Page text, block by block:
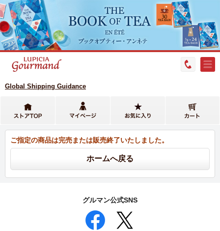
Global Shipping Guidance
ご指定の商品は完売または販売終了いたしました。
グルマン公式SNS